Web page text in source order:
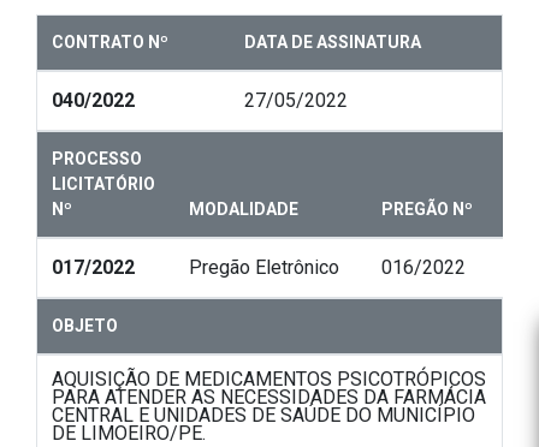
CONTRATO Nº DATA DE ASSINATURA
040/2022 27/05/2022
PROCESSO
LICITATÓRIO
Nº
MODALIDADE PREGÃO Nº
017/2022 Pregão Eletrônico 016/2022
OBJETO
AQUISIÇÃO DE MEDICAMENTOS PSICOTRÓPICOS
PARA ATENDER AS NECESSIDADES DA FARMÁCIA
CENTRAL E UNIDADES DE SAÚDE DO MUNICÍPIO
DE LIMOEIRO/PE.